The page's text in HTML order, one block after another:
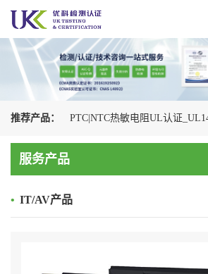
推荐产品： PTC|NTC热敏电阻UL认证
电枪检测认证机构 光伏连接器认证机构
服务产品
• IT/AV产品